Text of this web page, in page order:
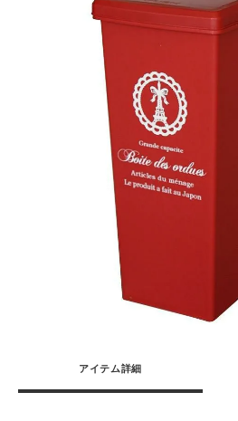
アイテム詳細